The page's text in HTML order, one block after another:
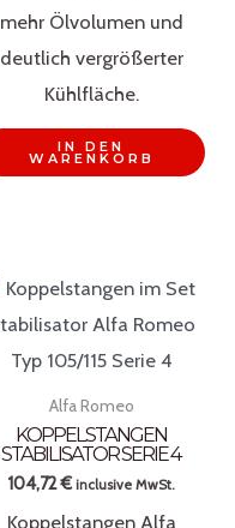
mehr Ölvolumen und
deutlich vergrößerter
Kühlfläche.
IN DEN
WARENKORB
Alfa Romeo
KOPPELSTANGEN
STABILISATOR SERIE 4
104,72€ inclusive MwSt.
Koppelstangen Alfa